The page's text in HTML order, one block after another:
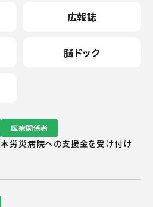
広報誌
脳ドック
医療関係者
労災病院への支援金を受け付け